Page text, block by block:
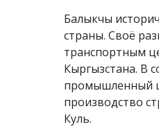
Балыкчы
страны. Своё
транспортным
Кыргызстана. В
промышленный
производство
Куль.